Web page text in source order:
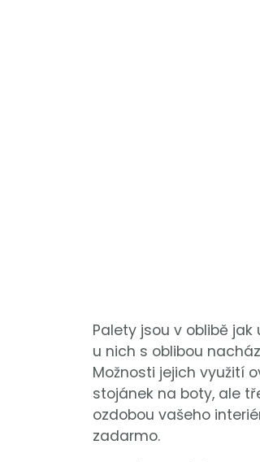
Palety jsou v oblibě
u nich s oblibou
Možnosti jejich využití
stojánek na boty, ale
ozdobou vašeho
zadarmo.